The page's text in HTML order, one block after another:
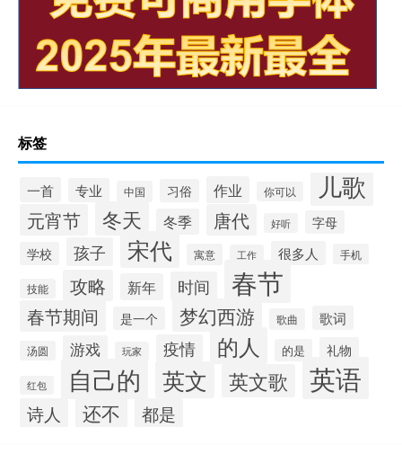
标签
一首 专业 中国 习俗 作业 你可以 儿歌
元宵节 冬天 冬季 唐代 好听
字母
学校
孩子 宋代 寓意 工作 很多人 手机
技能 攻略 新年 时间 春节
春节期间 是一个 梦幻西游 歌曲 歌词
汤圆 游戏 玩家 疫情 的人 的是 礼物
红包 自己的 英文 英文歌 英语
诗人 还不 都是